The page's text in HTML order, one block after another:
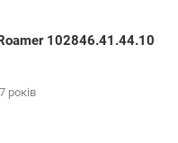
102846.41.44.10
років